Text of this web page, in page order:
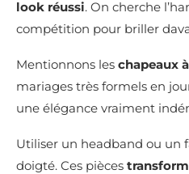
look réussi. On cherche
compétition pour briller
Mentionnons les chapeaux
mariages très formels en
une élégance vraiment
Utiliser un headband ou un
doigté. Ces pièces